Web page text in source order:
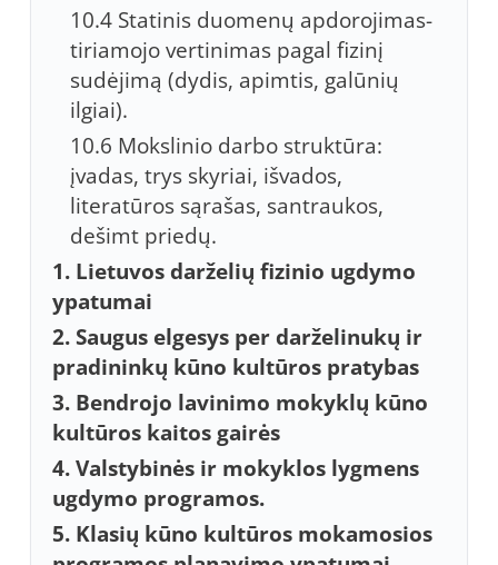
10.4 Statinis duomenų apdorojimas-
tiriamojo vertinimas pagal fizinį
sudėjimą (dydis, apimtis, galūnių
ilgiai).
10.6 Mokslinio darbo struktūra:
įvadas, trys skyriai, išvados,
literatūros sąrašas, santraukos,
dešimt priedų.
1. Lietuvos darželių fizinio ugdymo
ypatumai
2. Saugus elgesys per darželinukų ir
pradininkų kūno kultūros pratybas
3. Bendrojo lavinimo mokyklų kūno
kultūros kaitos gairės
4. Valstybinės ir mokyklos lygmens
ugdymo programos.
5. Klasių kūno kultūros mokamosios